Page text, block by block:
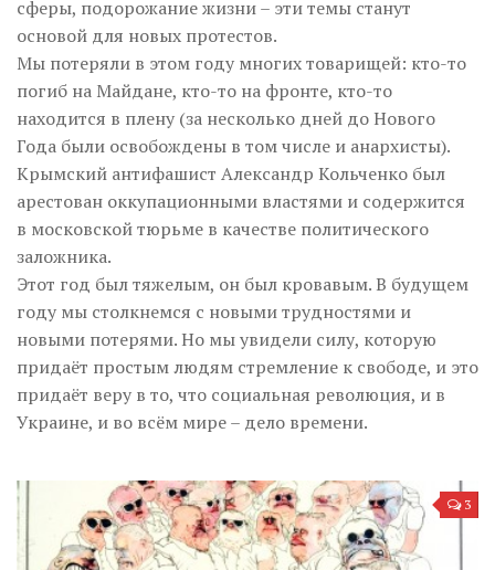
сферы, подорожание жизни – эти темы станут
основой для новых протестов.
Мы потеряли в этом году многих товарищей: кто-то
погиб на Майдане, кто-то на фронте, кто-то
находится в плену (за несколько дней до Нового
Года были освобождены в том числе и анархисты).
Крымский антифашист Александр Кольченко был
арестован оккупационными властями и содержится
в московской тюрьме в качестве политического
заложника.
Этот год был тяжелым, он был кровавым. В будущем
году мы столкнемся с новыми трудностями и
новыми потерями. Но мы увидели силу, которую
придаёт простым людям стремление к свободе, и это
придаёт веру в то, что социальная революция, и в
Украине, и во всём мире – дело времени.
3